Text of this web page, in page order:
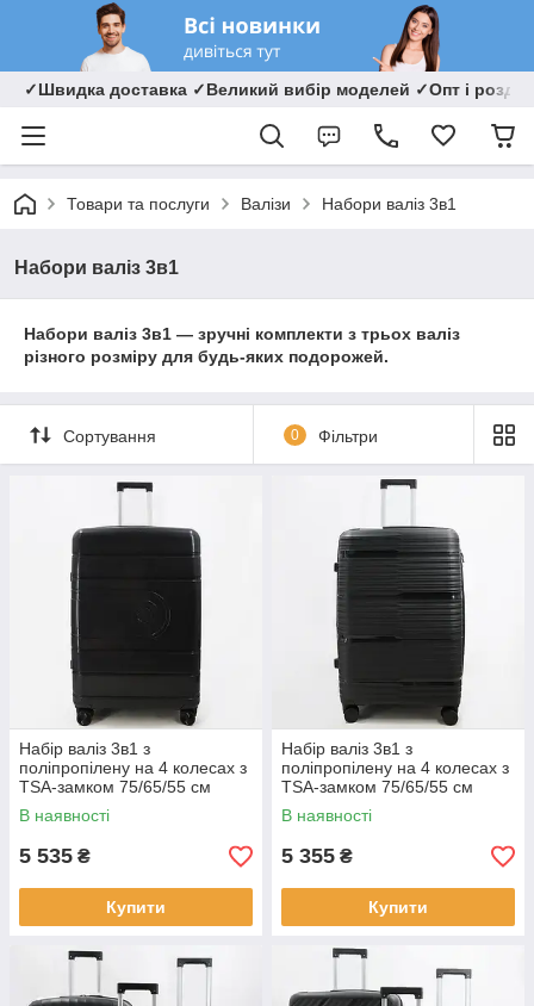
✓Швидка доставка ✓Великий вибір моделей ✓Опт і
Товари та послуги Валізи Набори валіз 3в1
Набори валіз 3в1
Набори валіз 3в1 — зручні комплекти з трьох валіз
різного розміру для будь-яких подорожей.
Сортування 0 Фільтри
Набір валіз 3в1 з
поліпропілену на 4 колесах з
TSA-замком 75/65/55 см
твердий корпус Cans
В наявності
5 535 ₴
Купити
Набір валіз 3в1 з
поліпропілену на 4 колесах з
TSA-замком 75/65/55 см
твердий корпус Cans
В наявності
5 355 ₴
Купити